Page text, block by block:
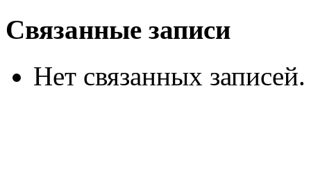
Связанные записи
Нет связанных записей.